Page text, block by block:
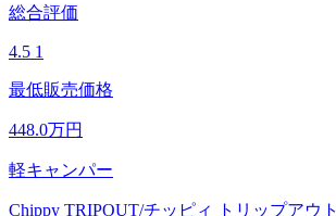
総合評価
4.5 1
最低販売価格
448.0万円
軽キャンパー
Chippy TRIPOUT/チッピィ トリップアウト